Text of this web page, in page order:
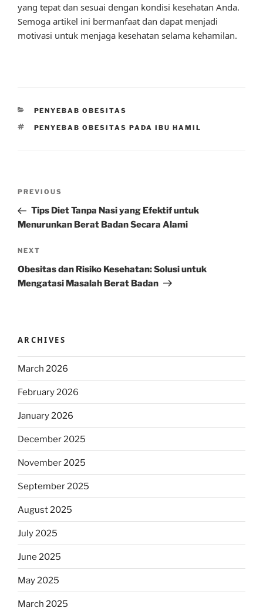
yang tepat dan sesuai dengan kondisi kesehatan Anda.
Semoga artikel ini bermanfaat dan dapat menjadi
motivasi untuk menjaga kesehatan selama kehamilan.
CATEGORIES
PENYEBAB OBESITAS
TAGS
PENYEBAB OBESITAS PADA IBU HAMIL
Previous
Post
PREVIOUS
Tips Diet Tanpa Nasi yang Efektif untuk
Menurunkan Berat Badan Secara Alami
Next
Post
NEXT
Obesitas dan Risiko Kesehatan: Solusi untuk
Mengatasi Masalah Berat Badan
ARCHIVES
March 2026
February 2026
January 2026
December 2025
November 2025
September 2025
August 2025
July 2025
June 2025
May 2025
March 2025